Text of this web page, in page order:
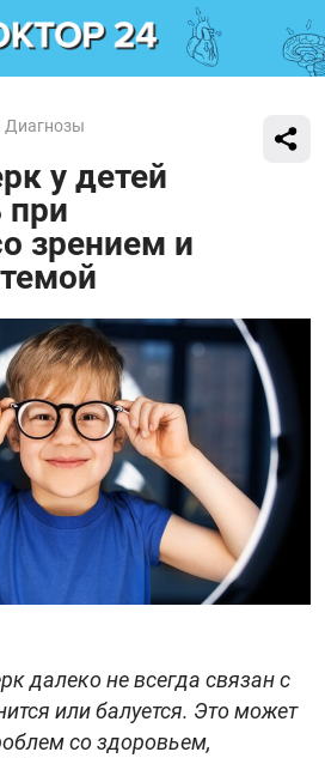
Диагнозы
у детей
зрением и
далеко не всегда связан с
или балуется. Это может
со здоровьем,